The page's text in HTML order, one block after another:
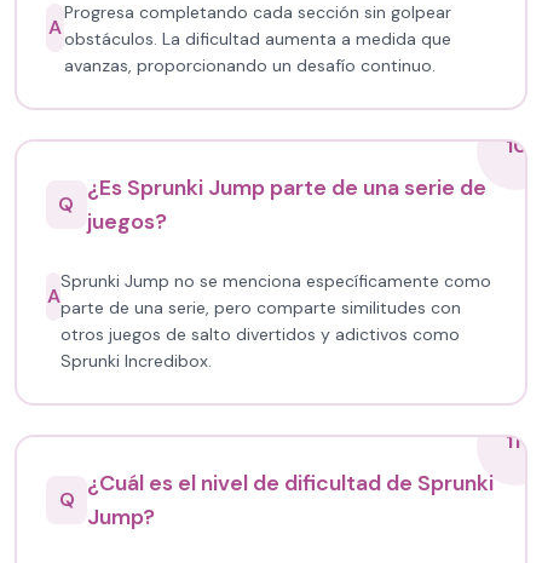
A
Progresa completando cada sección sin golpear
obstáculos. La dificultad aumenta a medida que
avanzas, proporcionando un desafío continuo.
10
Q
¿Es Sprunki Jump parte de una serie de
juegos?
A
Sprunki Jump no se menciona específicamente como
parte de una serie, pero comparte similitudes con
otros juegos de salto divertidos y adictivos como
Sprunki Incredibox.
11
Q
¿Cuál es el nivel de dificultad de Sprunki
Jump?